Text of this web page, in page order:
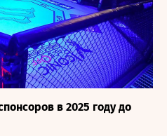
в 2025 году до